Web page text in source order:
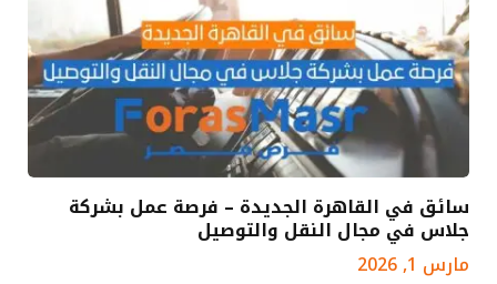
سائق في القاهرة الجديدة – فرصة عمل بشركة
جلاس في مجال النقل والتوصيل
مارس 1, 2026